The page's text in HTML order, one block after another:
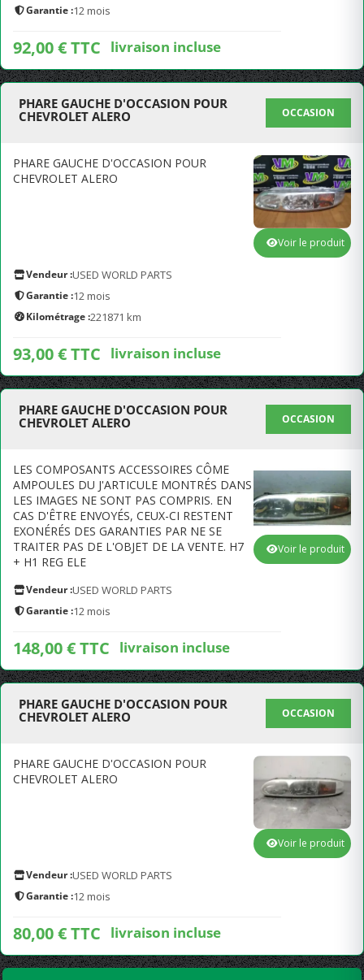
Garantie :12 mois
92,00 € TTC livraison incluse
PHARE GAUCHE D'OCCASION POUR
CHEVROLET ALERO
OCCASION
PHARE GAUCHE D'OCCASION POUR
CHEVROLET ALERO
Vendeur :USED WORLD PARTS
Garantie :12 mois
Kilométrage :221871 km
93,00 € TTC livraison incluse
Voir le produit
PHARE GAUCHE D'OCCASION POUR
CHEVROLET ALERO
OCCASION
LES COMPOSANTS ACCESSOIRES CÔME
AMPOULES DU J'ARTICULE MONTRÉS DANS
LES IMAGES NE SONT PAS COMPRIS. EN
CAS D'ÊTRE ENVOYÉS, CEUX-CI RESTENT
EXONÉRÉS DES GARANTIES PAR NE SE
TRAITER PAS DE L'OBJET DE LA VENTE. H7
+ H1 REG ELE
Vendeur :USED WORLD PARTS
Garantie :12 mois
148,00 € TTC livraison incluse
Voir le produit
PHARE GAUCHE D'OCCASION POUR
CHEVROLET ALERO
OCCASION
PHARE GAUCHE D'OCCASION POUR
CHEVROLET ALERO
Vendeur :USED WORLD PARTS
Garantie :12 mois
80,00 € TTC livraison incluse
Voir le produit